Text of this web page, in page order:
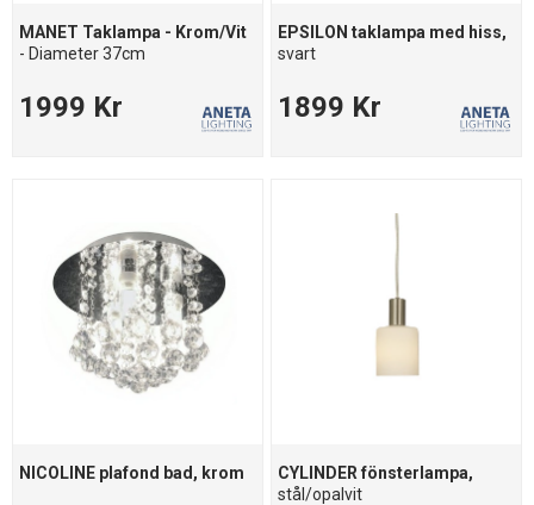
MANET Taklampa - Krom/Vit
- Diameter 37cm
1999 Kr
EPSILON taklampa med hiss,
svart
1899 Kr
NICOLINE plafond bad, krom
CYLINDER fönsterlampa,
stål/opalvit